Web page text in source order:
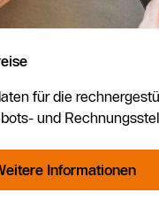
für die
und
Informationen